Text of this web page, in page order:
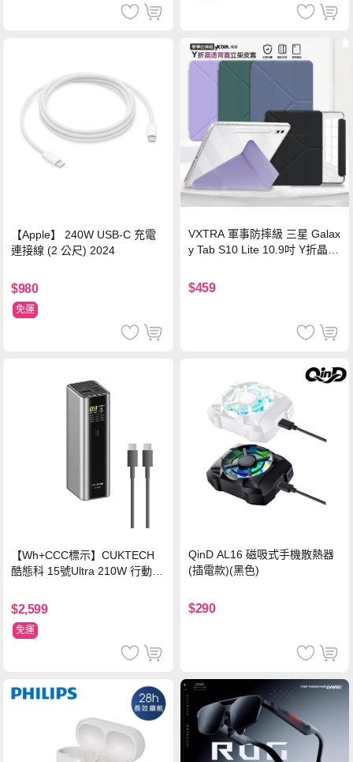
【Apple】 240W USB-C 充電
連接線 (2 公尺) 2024
$980
免運
VXTRA 軍事防摔級 三星 Galax
y Tab S10 Lite 10.9吋 Y折晶透
$459
【Wh+CCC標示】CUKTECH
酷態科 15號Ultra 210W 行動電
$2,599
免運
QinD AL16 磁吸式手機散熱器
(插電款)(黑色)
$290